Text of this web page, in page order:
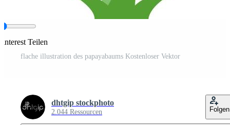
Teilen
flache illustration des papayabaums Kostenloser Vektor
dhtgip stockphoto
2.044 Ressourcen Folgen